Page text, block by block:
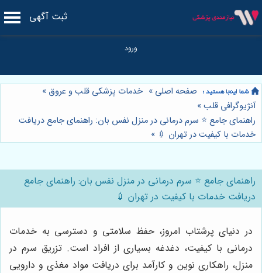
ثبت آگهی
صفحه اصلی » خدمات پزشکی قلب و عروق »
آنژیوگرافی قلب»
راهنمای جامع ⭐️ سرم درمانی در منزل نفس بان: راهنمای جامع دریافت
خدمات با کیفیت در تهران 💉 »
راهنمای جامع ⭐️ سرم درمانی در منزل نفس بان: راهنمای جامع
دریافت خدمات با کیفیت در تهران 💉
در دنیای پرشتاب امروز، حفظ سلامتی و دسترسی به خدمات
درمانی با کیفیت، دغدغه بسیاری از افراد است. تزریق سرم در
منزل، راهکاری نوین و کارآمد برای دریافت مواد مغذی و دارویی